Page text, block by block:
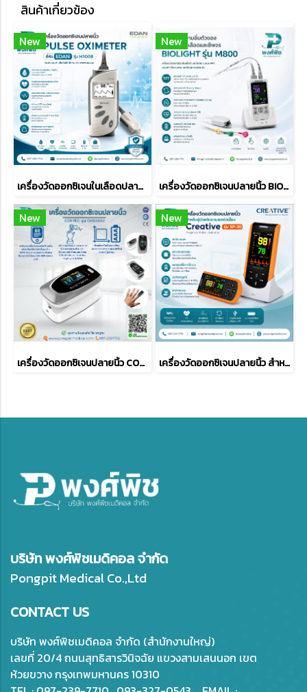
สินค้าเกี่ยวข้อง
New
เครื่องวัดออกซิเจนในเลือดปลายนิ้ว EDAN H100B
New
เครื่องวัดออกซิเจนปลายนิ้ว BIOLIGHT M800
New
เครื่องวัดออกซิเจนปลายนิ้ว CONTEC รุ่น CMS50D2
New
เครื่องวัดออกซิเจนปลายนิ้ว สำหรับผู้ป่วยติดตามผลต่อเนื่อง ยี่ห้อ Creative รุ่น SP-20
บริษัท พงศ์พิชเมดิคอล จำกัด
Pongpit Medical Co.,Ltd
CONTACT US
บริษัท พงศ์พิชเมดิคอล จำกัด (สำนักงานใหญ่)
เลขที่ 20/4 ถนนสุทธิสารวินิจฉัย แขวงสามเสนนอก เขต
ห้วยขวาง กรุงเทพมหานคร 10310